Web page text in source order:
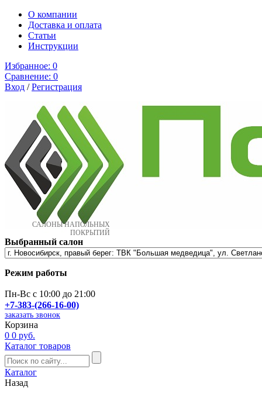
О компании
Доставка и оплата
Cтатьи
Инструкции
Избранное: 0
Сравнение: 0
Вход /Регистрация
САЛОНЫ НАПОЛЬНЫХ
ПОКРЫТИЙ
Выбранный салон
Режим работы
Пн-Вс с 10:00 до 21:00
+7-383-(266-16-00)
заказать звонок
Корзина
0 0 руб.
Каталог товаров
Каталог
Назад